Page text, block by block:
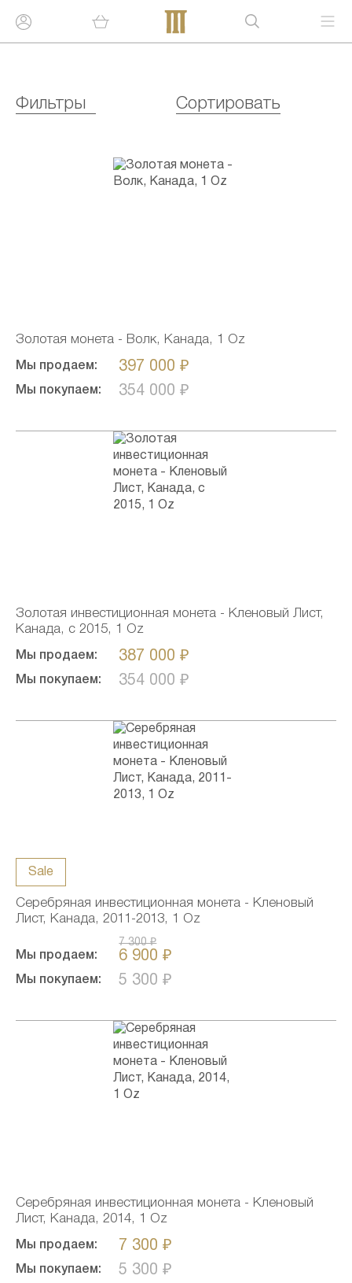
Фильтры Сортировать
Золотая монета - Волк, Канада, 1 Oz
Мы продаем: 397 000 ₽
Мы покупаем: 354 000 ₽
Золотая инвестиционная монета - Кленовый Лист,
Канада, c 2015, 1 Oz
Мы продаем: 387 000 ₽
Мы покупаем: 354 000 ₽
Sale
Серебряная инвестиционная монета - Кленовый
Лист, Канада, 2011-2013, 1 Oz
Мы продаем:
7 300 ₽
6 900 ₽
Мы покупаем: 5 300 ₽
Серебряная инвестиционная монета - Кленовый
Лист, Канада, 2014, 1 Oz
Мы продаем: 7 300 ₽
Мы покупаем: 5 300 ₽